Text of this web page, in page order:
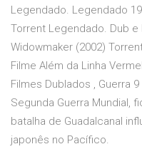
Legendado. Legendado
Torrent Legendado. Dub e
Widowmaker (2002)
Filme Além da Linha
Filmes Dublados , Guerra
Segunda Guerra Mundial,
batalha de Guadalcanal
japonês no Pacífico.